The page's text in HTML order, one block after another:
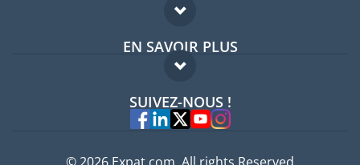
Forum expatriés
Guides pays
EN SAVOIR PLUS
FAQ
Experts
SUIVEZ-NOUS !